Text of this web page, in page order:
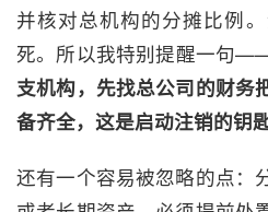
并核对总机构的分摊比例
死。所以我特别提醒一句
支机构，先找总公司的财务
备齐全，这是启动注销的钥
还有一个容易被忽略的点：